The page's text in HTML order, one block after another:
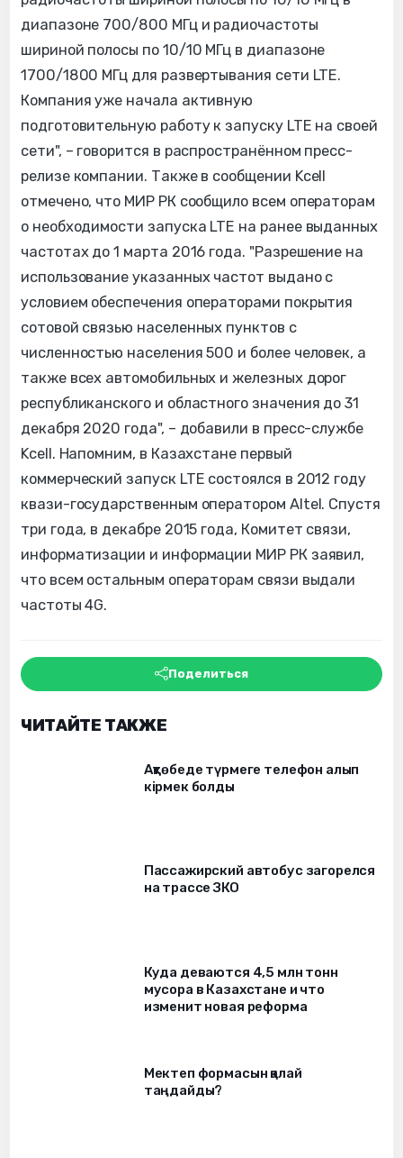
диапазоне 700/800 МГц и радиочастоты
шириной полосы по 10/10 МГц в диапазоне
1700/1800 МГц для развертывания сети LTE.
Компания уже начала активную
подготовительную работу к запуску LTE на своей
сети", – говорится в распространённом пресс-
релизе компании. Также в сообщении Kcell
отмечено, что МИР РК сообщило всем операторам
о необходимости запуска LTE на ранее выданных
частотах до 1 марта 2016 года. "Разрешение на
использование указанных частот выдано с
условием обеспечения операторами покрытия
сотовой связью населенных пунктов с
численностью населения 500 и более человек, а
также всех автомобильных и железных дорог
республиканского и областного значения до 31
декабря 2020 года", – добавили в пресс-службе
Kcell. Напомним, в Казахстане первый
коммерческий запуск LTE состоялся в 2012 году
квази-государственным оператором Altel. Спустя
три года, в декабре 2015 года, Комитет связи,
информатизации и информации МИР РК заявил,
что всем остальным операторам связи выдали
частоты 4G.
Поделиться
ЧИТАЙТЕ ТАКЖЕ
Ақтөбеде түрмеге телефон алып
кірмек болды
Пассажирский автобус загорелся
на трассе ЗКО
Куда деваются 4,5 млн тонн
мусора в Казахстане и что
изменит новая реформа
Мектеп формасын қалай
таңдайды?